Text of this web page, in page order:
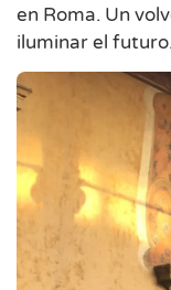
en Roma. Un
iluminar el